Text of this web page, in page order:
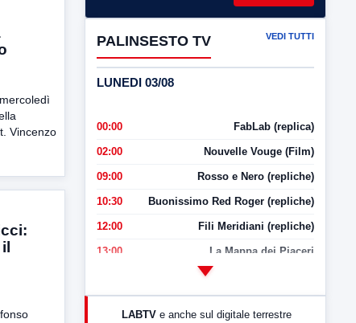
Vincenzo
PALINSESTO TV VEDI TUTTI
LUNEDI 03/08
00:00 FabLab (replica)
02:00 Nouvelle Vouge (Film)
09:00 Rosso e Nero (repliche)
10:30 Buonissimo Red Roger (repliche)
12:00 Fili Meridiani (repliche)
13:00 La Mappa dei Piaceri
LABTV e anche sul digitale terrestre